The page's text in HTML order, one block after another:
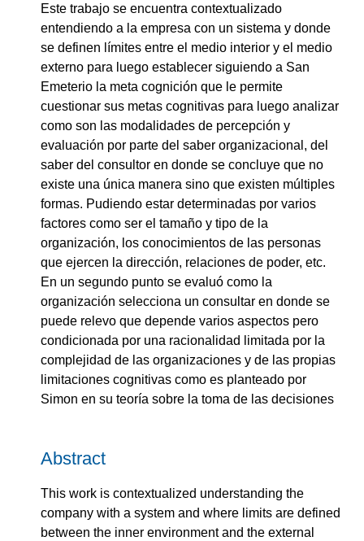
Este trabajo se encuentra contextualizado
entendiendo a la empresa con un sistema y donde
se definen límites entre el medio interior y el medio
externo para luego establecer siguiendo a San
Emeterio la meta cognición que le permite
cuestionar sus metas cognitivas para luego analizar
como son las modalidades de percepción y
evaluación por parte del saber organizacional, del
saber del consultor en donde se concluye que no
existe una única manera sino que existen múltiples
formas. Pudiendo estar determinadas por varios
factores como ser el tamaño y tipo de la
organización, los conocimientos de las personas
que ejercen la dirección, relaciones de poder, etc.
En un segundo punto se evaluó como la
organización selecciona un consultar en donde se
puede relevo que depende varios aspectos pero
condicionada por una racionalidad limitada por la
complejidad de las organizaciones y de las propias
limitaciones cognitivas como es planteado por
Simon en su teoría sobre la toma de las decisiones
Abstract
This work is contextualized understanding the
company with a system and where limits are defined
between the inner environment and the external